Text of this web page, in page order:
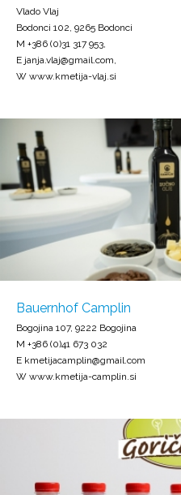
Vlado Vlaj
Bodonci 102, 9265 Bodonci
M +386 (0)31 317 953,
E janja.vlaj@gmail.com,
W www.kmetija-vlaj.si
Bauernhof Camplin
Bogojina 107, 9222 Bogojina
M +386 (0)41 673 032
E kmetijacamplin@gmail.com
W www.kmetija-camplin.si